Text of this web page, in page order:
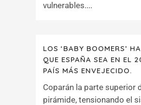
vulnerables....
LOS ‘BABY BOOMERS’
QUE ESPAÑA SEA EN EL
PAÍS MÁS ENVEJECIDO.
Coparán la parte superior
pirámide, tensionando el